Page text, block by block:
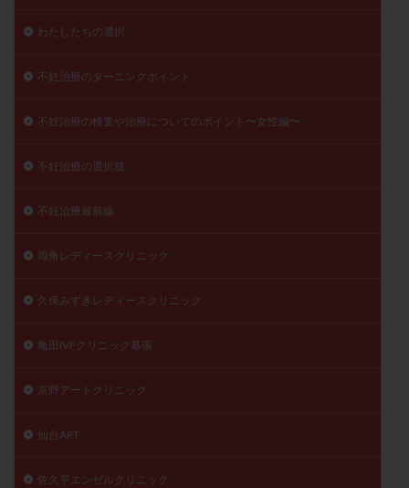
わたしたちの選択
不妊治療のターニングポイント
不妊治療の検査や治療についてのポイント〜女性編〜
不妊治療の選択肢
不妊治療最前線
両角レディースクリニック
久保みずきレディースクリニック
亀田IVFクリニック幕張
京野アートクリニック
仙台ART
佐久平エンゼルクリニック